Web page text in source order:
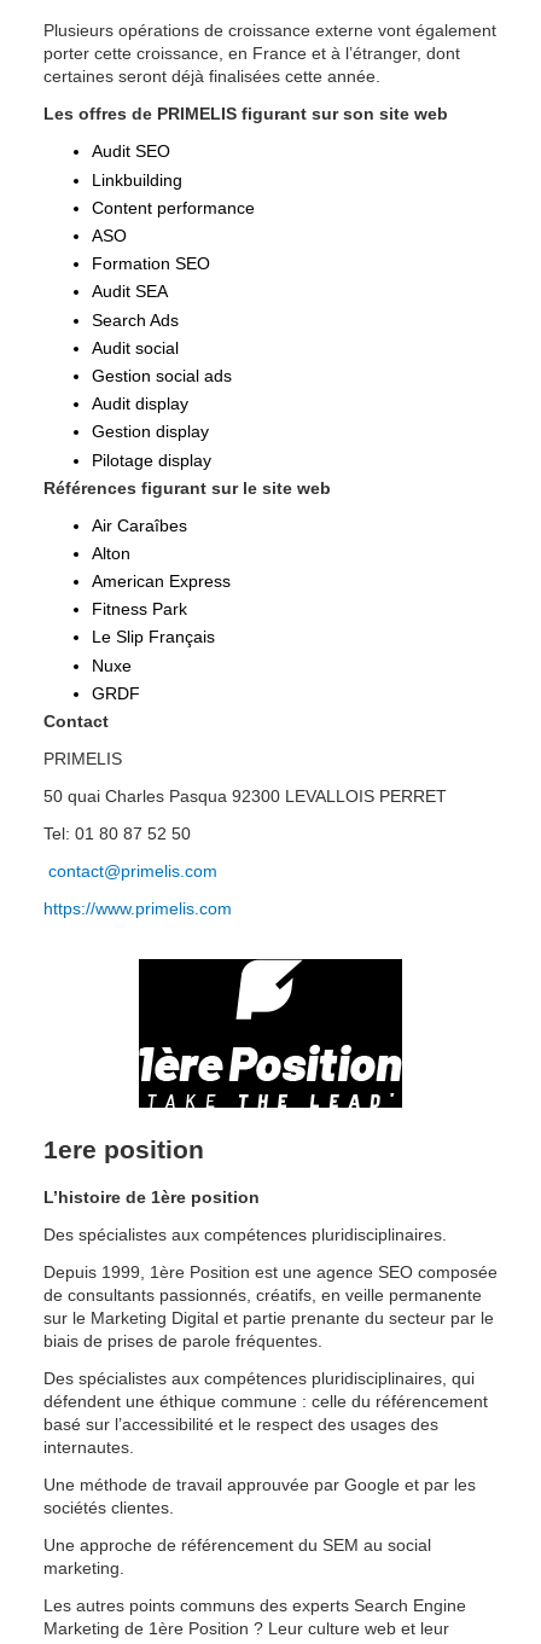
Plusieurs opérations de croissance externe vont également
porter cette croissance, en France et à l’étranger, dont
certaines seront déjà finalisées cette année.
Les offres de PRIMELIS figurant sur son site web
Audit SEO
Linkbuilding
Content performance
ASO
Formation SEO
Audit SEA
Search Ads
Audit social
Gestion social ads
Audit display
Gestion display
Pilotage display
Références figurant sur le site web
Air Caraîbes
Alton
American Express
Fitness Park
Le Slip Français
Nuxe
GRDF
Contact
PRIMELIS
50 quai Charles Pasqua 92300 LEVALLOIS PERRET
Tel: 01 80 87 52 50
contact@primelis.com
https://www.primelis.com
1ere position
L’histoire de 1ère position
Des spécialistes aux compétences pluridisciplinaires.
Depuis 1999, 1ère Position est une agence SEO composée
de consultants passionnés, créatifs, en veille permanente
sur le Marketing Digital et partie prenante du secteur par le
biais de prises de parole fréquentes.
Des spécialistes aux compétences pluridisciplinaires, qui
défendent une éthique commune : celle du référencement
basé sur l’accessibilité et le respect des usages des
internautes.
Une méthode de travail approuvée par Google et par les
sociétés clientes.
Une approche de référencement du SEM au social
marketing.
Les autres points communs des experts Search Engine
Marketing de 1ère Position ? Leur culture web et leur